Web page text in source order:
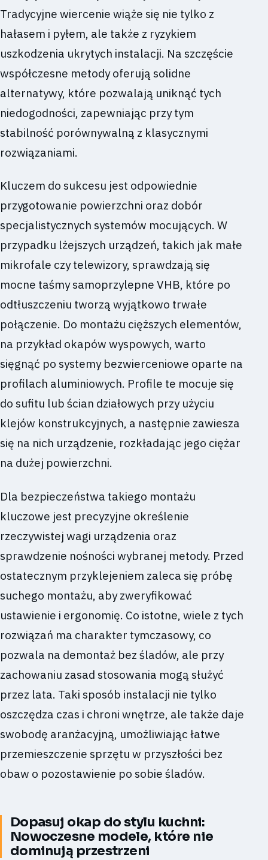
Tradycyjne wiercenie wiąże się nie tylko z
hałasem i pyłem, ale także z ryzykiem
uszkodzenia ukrytych instalacji. Na szczęście
współczesne metody oferują solidne
alternatywy, które pozwalają uniknąć tych
niedogodności, zapewniając przy tym
stabilność porównywalną z klasycznymi
rozwiązaniami.
Kluczem do sukcesu jest odpowiednie
przygotowanie powierzchni oraz dobór
specjalistycznych systemów mocujących. W
przypadku lżejszych urządzeń, takich jak małe
mikrofale czy telewizory, sprawdzają się
mocne taśmy samoprzylepne VHB, które po
odtłuszczeniu tworzą wyjątkowo trwałe
połączenie. Do montażu cięższych elementów,
na przykład okapów wyspowych, warto
sięgnąć po systemy bezwierceniowe oparte na
profilach aluminiowych. Profile te mocuje się
do sufitu lub ścian działowych przy użyciu
klejów konstrukcyjnych, a następnie zawiesza
się na nich urządzenie, rozkładając jego ciężar
na dużej powierzchni.
Dla bezpieczeństwa takiego montażu
kluczowe jest precyzyjne określenie
rzeczywistej wagi urządzenia oraz
sprawdzenie nośności wybranej metody. Przed
ostatecznym przyklejeniem zaleca się próbę
suchego montażu, aby zweryfikować
ustawienie i ergonomię. Co istotne, wiele z tych
rozwiązań ma charakter tymczasowy, co
pozwala na demontaż bez śladów, ale przy
zachowaniu zasad stosowania mogą służyć
przez lata. Taki sposób instalacji nie tylko
oszczędza czas i chroni wnętrze, ale także daje
swobodę aranżacyjną, umożliwiając łatwe
przemieszczenie sprzętu w przyszłości bez
obaw o pozostawienie po sobie śladów.
Dopasuj okap do stylu kuchni:
Nowoczesne modele, które nie
dominują przestrzeni